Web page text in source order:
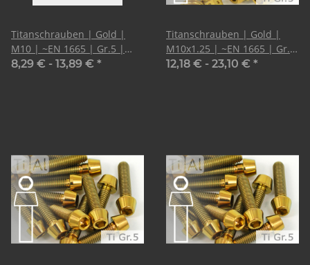
Titanschrauben | Gold |
M10 | ~EN 1665 | Gr.5 |
Sechskant mit Flansch + ISK
8,29 € - 13,89 € *
Titanschrauben | Gold |
M10x1.25 | ~EN 1665 | Gr.5
| Außen- + Innensechskant
12,18 € - 23,10 € *